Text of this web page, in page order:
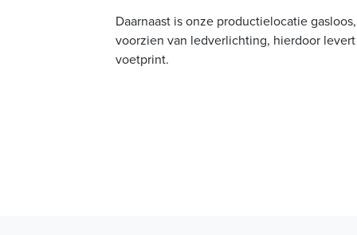
Daarnaast is onze productielocatie
voorzien van ledverlichting, hierdoor
voetprint.